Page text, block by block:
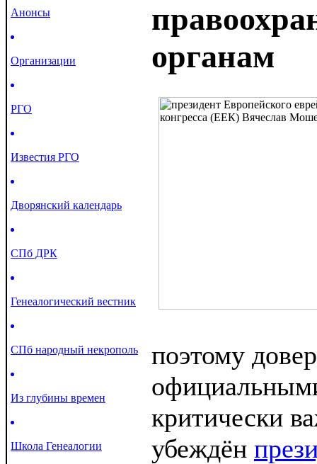
Анонсы
Организации
РГО
Известия РГО
Дворянский календарь
СПб ДРК
Генеалогический вестник
СПб народный некрополь
Из глубины времен
Школа Генеалогии
органам
поэтому
критически
убеждён